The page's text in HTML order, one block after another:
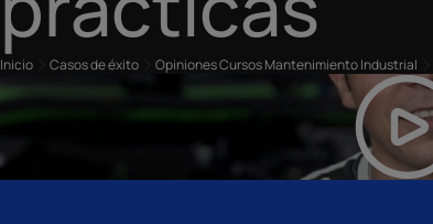
Inicio Casos de éxito Opiniones Cursos Mantenimiento Industrial